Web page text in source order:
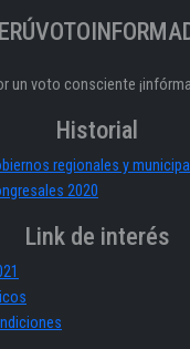
un voto consciente
Historial
regionales y
2020
Link de interés